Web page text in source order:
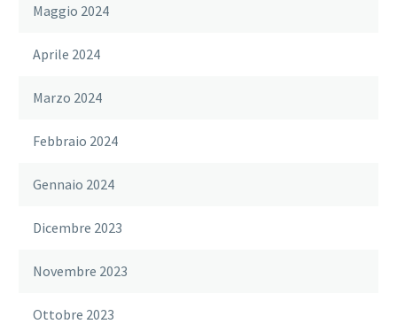
Maggio 2024
Aprile 2024
Marzo 2024
Febbraio 2024
Gennaio 2024
Dicembre 2023
Novembre 2023
Ottobre 2023